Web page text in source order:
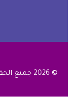
© 2026 جميع الحقوق محفوظة - شدو ديزاين للدعاية والإعلان